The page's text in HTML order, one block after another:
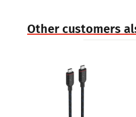
Other customers